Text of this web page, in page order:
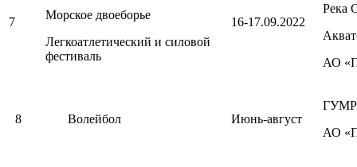
7
Морское двоеборье
Легкоатлетический и силовой
фестиваль
16-17.09.2022
Река
АО
8 Волейбол Июнь-август
АО